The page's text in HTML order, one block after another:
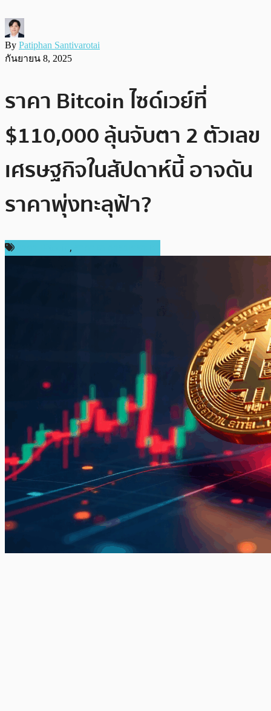
By Patiphan Santivarotai
กันยายน 8, 2025
ราคา Bitcoin ไซด์เวย์ที่
$110,000 ลุ้นจับตา 2 ตัวเลข
เศรษฐกิจในสัปดาห์นี้ อาจดัน
ราคาพุ่งทะลุฟ้า?
,